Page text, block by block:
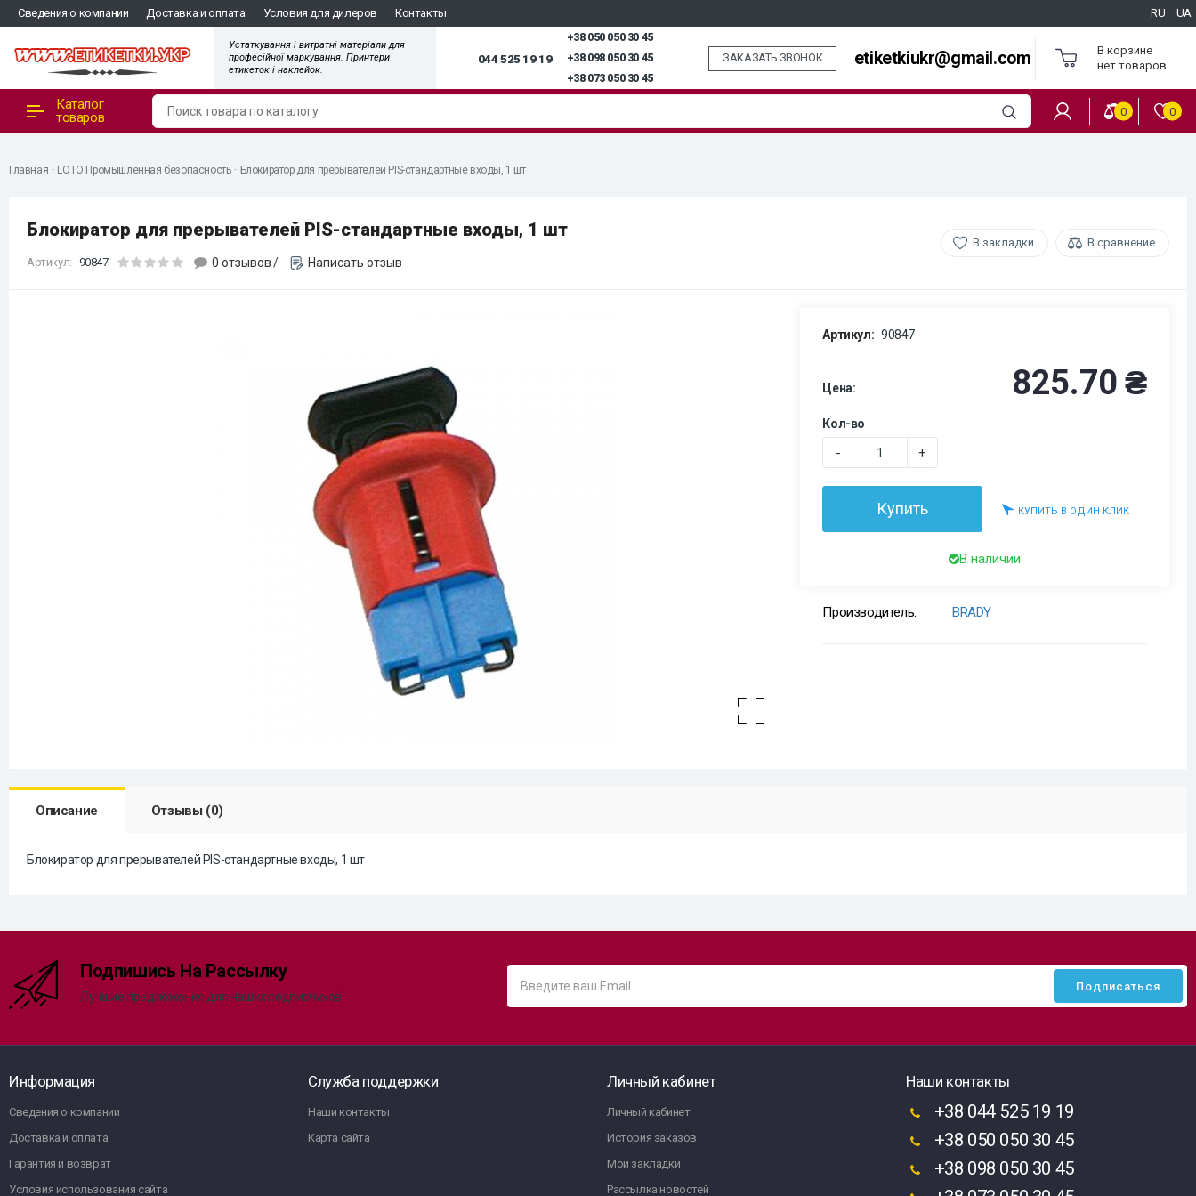
Сведения о компании Доставка и оплата Условия для дилеров Контакты RU UA
Устаткування і витратні матеріали для
професійної маркування. Принтери
етикеток і наклейок.
044 525 19 19
+38 050 050 30 45
+38 098 050 30 45
+38 073 050 30 45
ЗАКАЗАТЬ ЗВОНОК etiketkiukr@gmail.com
В корзине
нет товаров
Каталог
товаров
0 0
Главная LOTO Промышленная безопасность Блокиратор для прерывателей PIS-стандартные входы, 1 шт
Блокиратор для прерывателей PIS-стандартные входы, 1 шт
Артикул: 90847 0 отзывов/ Написать отзыв
В закладки В сравнение
Артикул: 90847
Цена: 825.70 ₴
Кол-во
- +
Купить КУПИТЬ В ОДИН КЛИК
В наличии
Производитель: BRADY
Описание Отзывы (0)
Блокиратор для прерывателей PIS-стандартные входы, 1 шт
Подпишись На Рассылку
Лучшие предложения для наших подписчиков!
Информация
Сведения о компании
Доставка и оплата
Гарантия и возврат
Условия использования сайта
Служба поддержки
Наши контакты
Карта сайта
Личный кабинет
Личный кабинет
История заказов
Мои закладки
Рассылка новостей
Наши контакты
+38 044 525 19 19
+38 050 050 30 45
+38 098 050 30 45